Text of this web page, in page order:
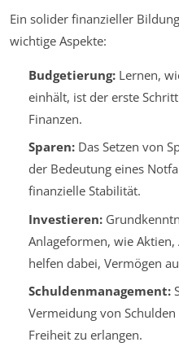
Ein solider finanzieller
wichtige Aspekte:
Budgetierung:Lernen,
einhält, ist der erste
Finanzen.
Sparen:Das Setzen von
der Bedeutung eines
finanzielle Stabilität.
Investieren:
Anlageformen, wie
helfen dabei, Vermögen
Schuldenmanagement:
Vermeidung von
Freiheit zu erlangen.